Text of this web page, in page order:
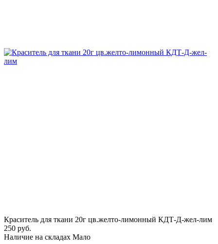
Краситель для ткани 20г цв.желто-лимонный КДТ-Д-жел-лим
250 руб.
Наличие на складах Мало